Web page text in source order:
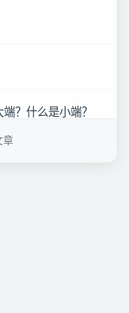
？什么是小端？
章